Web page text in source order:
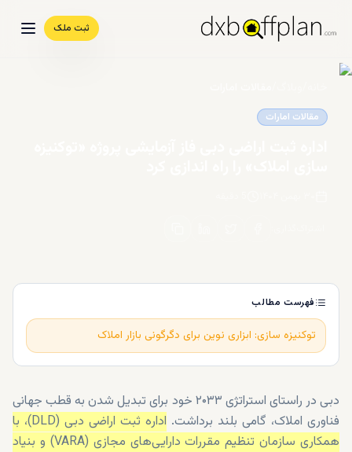
ثبت ملک
مقالات امارات
فهرست مطالب
توکنیزه‌ سازی: ابزاری نوین برای دگرگونی بازار املاک
دبی در راستای استراتژی ۲۰۳۳ خود برای تبدیل شدن به قطب جهانی
فناوری املاک، گامی بلند برداشت.
اداره ثبت اراضی دبی (DLD)، با
همکاری سازمان تنظیم مقررات دارایی‌های مجازی (VARA) و بنیاد